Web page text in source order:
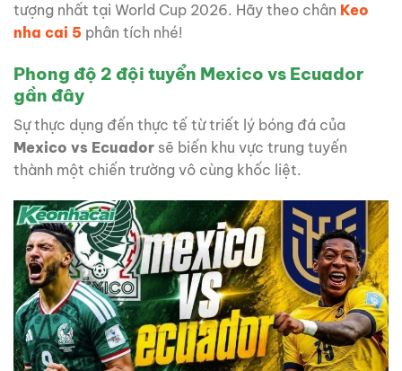
tượng nhất tại World Cup 2026. Hãy theo chân Keo
nha cai 5 phân tích nhé!
Phong độ 2 đội tuyển Mexico vs Ecuador
gần đây
Sự thực dụng đến thực tế từ triết lý bóng đá của
Mexico vs Ecuador sẽ biến khu vực trung tuyến
thành một chiến trường vô cùng khốc liệt.